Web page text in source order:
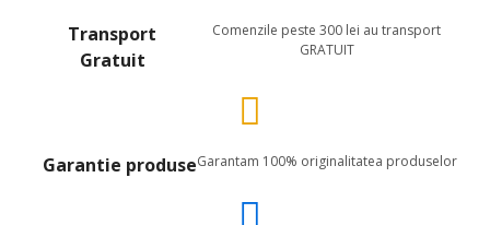
Transport
Gratuit
Comenzile peste 300 lei au transport
GRATUIT
Garantie produseGarantam 100% originalitatea produselor